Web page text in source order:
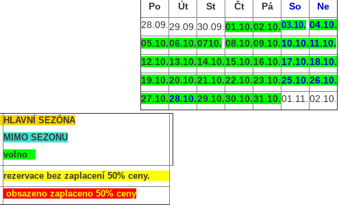
Po
Út St Čt Pá So
Ne
28.09. 29.09. 30.09. 01,10.02.10.03.10. 04.10.
05.10.06.10.0710. 08.10.09.10.10.10.11.10.
12.10.13.10.14.10.15.10.16.10.17.10.18.10.
19.10.20.10.21.10.22.10.23.10.25.10.26.10.
27.10.28.10.29.10.30.10.31.10.01.11. 02.10.
HLAVNÍ SEZÓNA
MIMO SEZONU
volno
rezervace bez zaplacení 50% ceny.
obsazeno zaplaceno 50% ceny